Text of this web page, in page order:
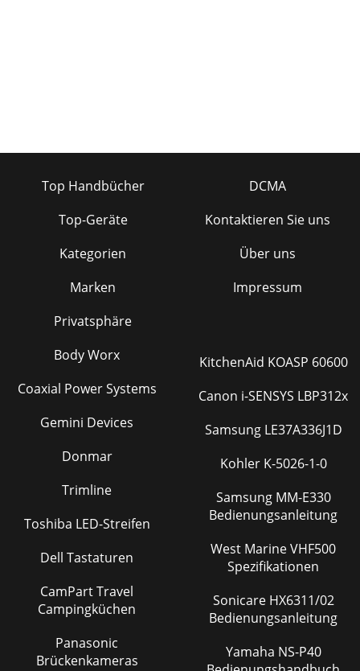
Top Handbücher
Top-Geräte
Kategorien
Marken
Privatsphäre
DCMA
Kontaktieren Sie uns
Über uns
Impressum
Body Worx
Coaxial Power Systems
Gemini Devices
Donmar
Trimline
Toshiba LED-Streifen
Dell Tastaturen
CamPart Travel
Campingküchen
Panasonic
Brückenkameras
KitchenAid KOASP 60600
Canon i-SENSYS LBP312x
Samsung LE37A336J1D
Kohler K-5026-1-0
Samsung MM-E330
Bedienungsanleitung
West Marine VHF500
Spezifikationen
Sonicare HX6311/02
Bedienungsanleitung
Yamaha NS-P40